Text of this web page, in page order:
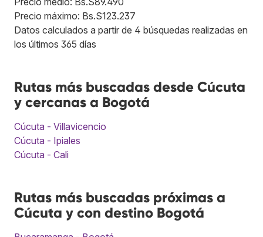
Precio máximo: Bs.S123.237
Datos calculados a partir de 4 búsquedas realizadas en
los últimos 365 días
Rutas más buscadas desde Cúcuta
y cercanas a Bogotá
Cúcuta - Villavicencio
Cúcuta - Ipiales
Cúcuta - Cali
Rutas más buscadas próximas a
Cúcuta y con destino Bogotá